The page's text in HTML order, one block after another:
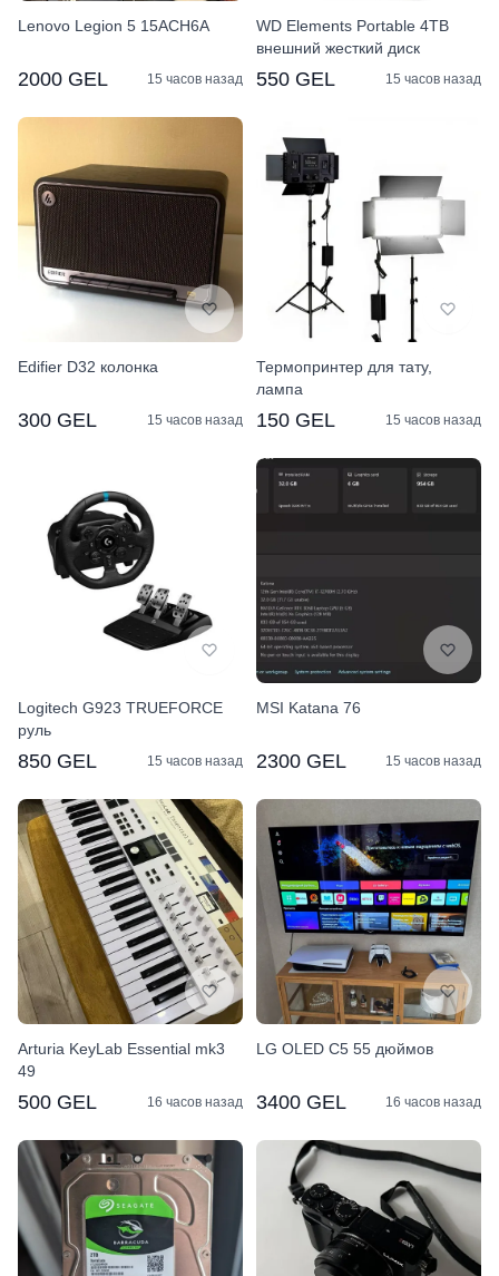
Lenovo Legion 5 15ACH6A
2000 GEL 15 часов назад
WD Elements Portable 4TB
внешний жесткий диск
550 GEL 15 часов назад
Edifier D32 колонка
300 GEL 15 часов назад
Термопринтер для тату,
лампа
150 GEL 15 часов назад
Logitech G923 TRUEFORCE
руль
850 GEL 15 часов назад
MSI Katana 76
2300 GEL 15 часов назад
Arturia KeyLab Essential mk3
49
500 GEL 16 часов назад
LG OLED C5 55 дюймов
3400 GEL 16 часов назад